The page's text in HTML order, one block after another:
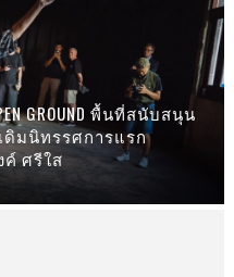
GROUND พื้นที่สนับสนุน
ดิมนิทรรศการแรก
ค์ ศรีใส